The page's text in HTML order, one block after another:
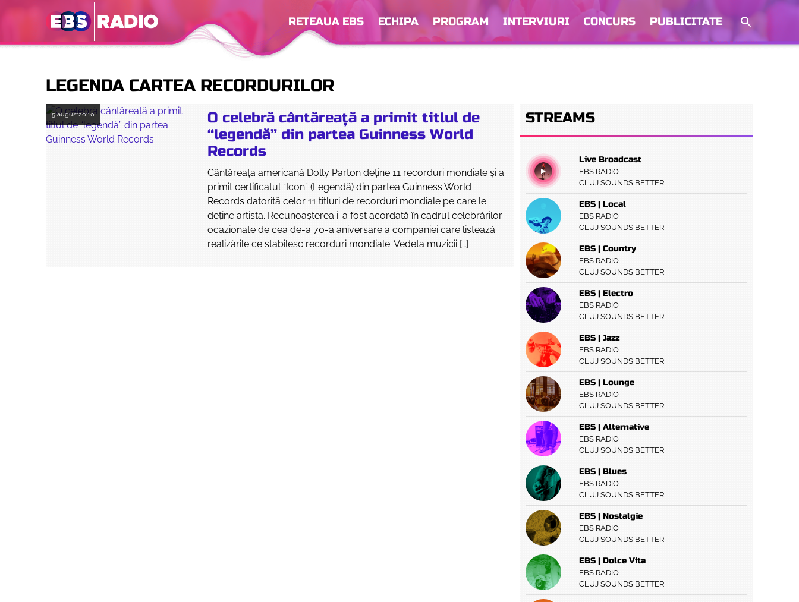
RETEAUA EBS ECHIPA PROGRAM INTERVIURI CONCURS PUBLICITATE
LEGENDA CARTEA RECORDURILOR
5 august20:10
O celebră cântăreaţă a primit titlul de
“legendă” din partea Guinness World
Records
Cântăreaţa americană Dolly Parton deţine 11 recorduri mondiale şi a
primit certificatul “Icon” (Legendă) din partea Guinness World
Records datorită celor 11 titluri de recorduri mondiale pe care le
deţine artista. Recunoaşterea i-a fost acordată în cadrul celebrărilor
ocazionate de cea de-a 70-a aniversare a companiei care listează
realizările ce stabilesc recorduri mondiale. Vedeta muzicii […]
STREAMS
Live Broadcast
EBS RADIO
CLUJ SOUNDS BETTER
EBS | Local
EBS RADIO
CLUJ SOUNDS BETTER
EBS | Country
EBS RADIO
CLUJ SOUNDS BETTER
EBS | Electro
EBS RADIO
CLUJ SOUNDS BETTER
EBS | Jazz
EBS RADIO
CLUJ SOUNDS BETTER
EBS | Lounge
EBS RADIO
CLUJ SOUNDS BETTER
EBS | Alternative
EBS RADIO
CLUJ SOUNDS BETTER
EBS | Blues
EBS RADIO
CLUJ SOUNDS BETTER
EBS | Nostalgie
EBS RADIO
CLUJ SOUNDS BETTER
EBS | Dolce Vita
EBS RADIO
CLUJ SOUNDS BETTER